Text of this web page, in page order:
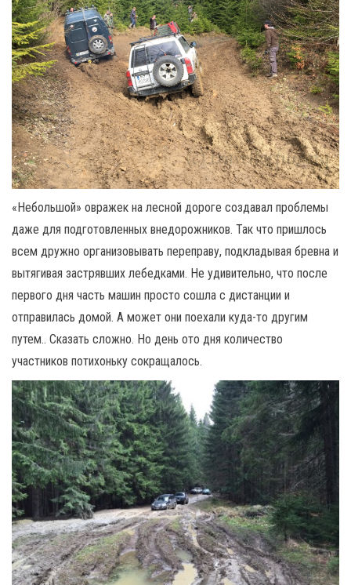
«Небольшой» овражек на лесной дороге создавал проблемы
даже для подготовленных внедорожников. Так что пришлось
всем дружно организовывать переправу, подкладывая бревна и
вытягивая застрявших лебедками. Не удивительно, что после
первого дня часть машин просто сошла с дистанции и
отправилась домой. А может они поехали куда-то другим
путем.. Сказать сложно. Но день ото дня количество
участников потихоньку сокращалось.